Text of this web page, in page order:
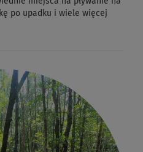
po upadku i wiele więcej